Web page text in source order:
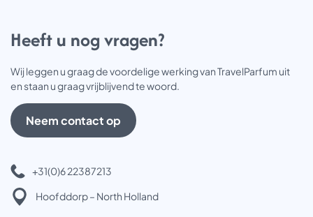
Heeft u nog vragen?
Wij leggen u graag de voordelige werking van TravelParfum uit
en staan u graag vrijblijvend te woord.
Neem contact op
+31(0)6 22387213
Hoofddorp – North Holland